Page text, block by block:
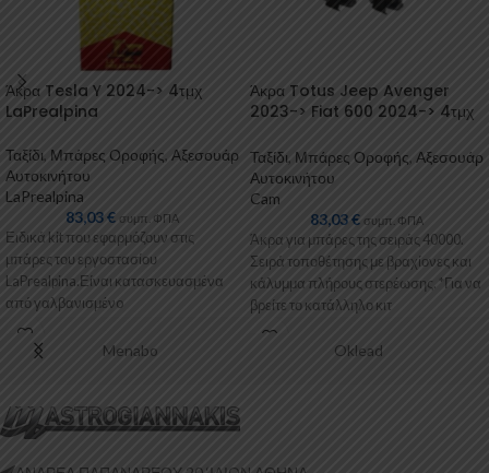
Άκρα Tesla Y 2024-> 4τμχ
LaPrealpina
Ταξίδι, Μπάρες Οροφής, Αξεσουάρ
Αυτοκινήτου
LaPrealpina
83,03€ συμπ. ΦΠΑ
Ειδικά kit που εφαρμόζουν στις
μπάρες του εργοστασίου
LaPrealpina.Είναι κατασκευασμένα
από γαλβανισμένo
μέταλλο.Παρέχονται με
πλαστικοποίηση ή με επιπλέον
Άκρα Totus Jeep Avenger
2023-> Fiat 600 2024-> 4τμχ
Ταξίδι, Μπάρες Οροφής, Αξεσουάρ
Αυτοκινήτου
Cam
83,03€ συμπ. ΦΠΑ
Άκρα για μπάρες της σειράς 40000.
Σειρά τοποθέτησης με βραχίονες και
κάλυμμα πλήρους στερέωσης. *Για να
βρείτε το κατάλληλο κιτ
Menabo Oklead